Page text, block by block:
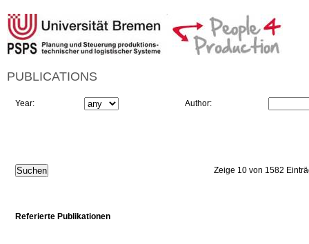
PUBLICATIONS
Year: Author:
Zeige 10 von 1582
Referierte Publikationen